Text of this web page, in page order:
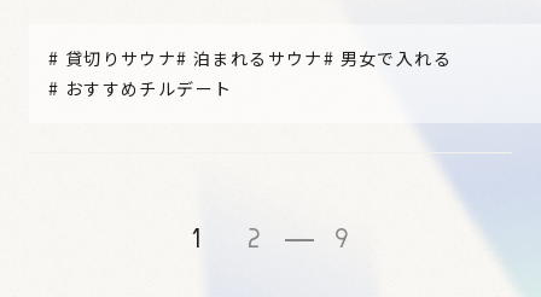
# 貸切りサウナ#泊まれるサウナ# 男女で入れる
# おすすめチルデート
1 2 9